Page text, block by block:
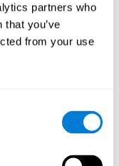
partners who
you’ve
from your use
סימוכין
B., Vrkljan, B. H., &
in a useful field of
of Vision, 10(7), 152-
the visual field
of ophthalmology,